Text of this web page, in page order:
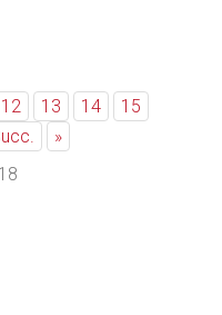
12 13 14
15
»